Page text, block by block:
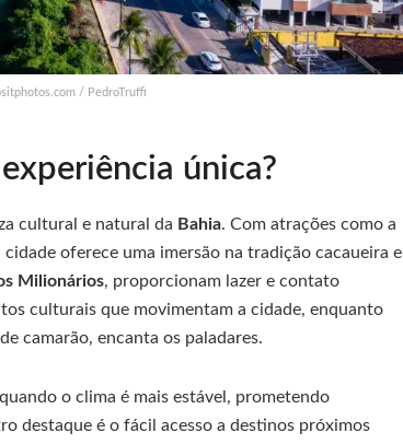
/ PedroTruffi
única?
cultural e natural da Bahia. Com atrações como a
cidade oferece uma imersão na tradição cacaueira e
Milionários, proporcionam lazer e contato
culturais que movimentam a cidade, enquanto
camarão, encanta os paladares.
o clima é mais estável, prometendo
destaque é o fácil acesso a destinos próximos